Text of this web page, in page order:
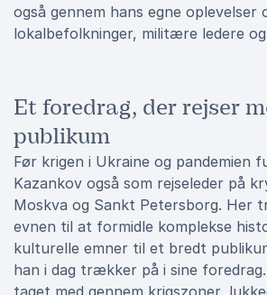
også gennem hans egne oplevelser
lokalbefolkninger, militære ledere
Et foredrag, der rejser
publikum
Før krigen i Ukraine og pandemien
Kazankov også som rejseleder på
Moskva og Sankt Petersborg. Her
evnen til at formidle komplekse
kulturelle emner til et bredt
han i dag trækker på i sine
taget med gennem krigszoner,